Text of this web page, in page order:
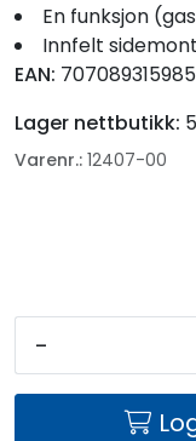
En funksjon
Innfelt
EAN:
Lager nettbutikk:
Varenr.: 12407-00
-